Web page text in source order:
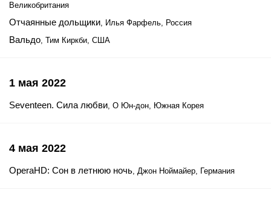
Великобритания
Отчаянные дольщики, Илья Фарфель, Россия
Вальдо, Тим Киркби, США
1 мая 2022
Seventeen. Сила любви, О Юн-дон, Южная Корея
4 мая 2022
OperaHD: Сон в летнюю ночь, Джон Ноймайер, Германия